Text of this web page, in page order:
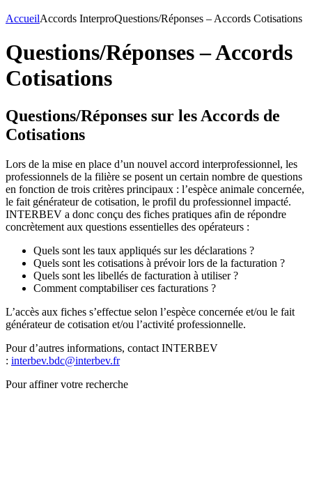
AccueilAccords InterproQuestions/Réponses – Accords Cotisations
Questions/Réponses – Accords
Cotisations
Questions/Réponses sur les Accords de
Cotisations
Lors de la mise en place d’un nouvel accord interprofessionnel, les
professionnels de la filière se posent un certain nombre de questions
en fonction de trois critères principaux : l’espèce animale concernée,
le fait générateur de cotisation, le profil du professionnel impacté.
INTERBEV a donc conçu des fiches pratiques afin de répondre
concrètement aux questions essentielles des opérateurs :
Quels sont les taux appliqués sur les déclarations ?
Quels sont les cotisations à prévoir lors de la facturation ?
Quels sont les libellés de facturation à utiliser ?
Comment comptabiliser ces facturations ?
L’accès aux fiches s’effectue selon l’espèce concernée et/ou le fait
générateur de cotisation et/ou l’activité professionnelle.
Pour d’autres informations, contact INTERBEV
: interbev.bdc@interbev.fr
Pour affiner votre recherche